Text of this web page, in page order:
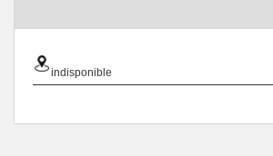
indisponible